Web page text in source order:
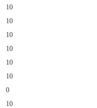
10
10
10
10
10
10
0
10